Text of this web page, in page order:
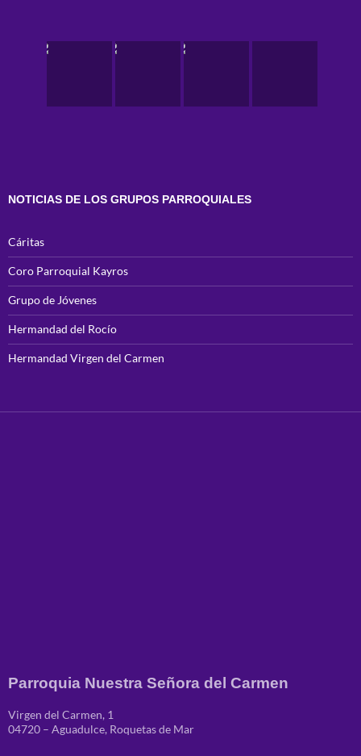
NOTICIAS DE LOS GRUPOS PARROQUIALES
Cáritas
Coro Parroquial Kayros
Grupo de Jóvenes
Hermandad del Rocío
Hermandad Virgen del Carmen
Parroquia Nuestra Señora del Carmen
Virgen del Carmen, 1
04720 – Aguadulce, Roquetas de Mar